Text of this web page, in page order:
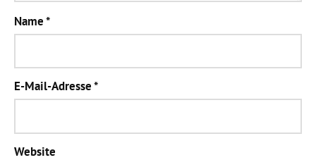
Name*
E-Mail-Adresse*
Website